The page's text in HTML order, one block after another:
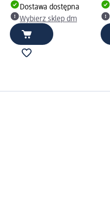
Dostawa dostępna
Wybierz sklep dm